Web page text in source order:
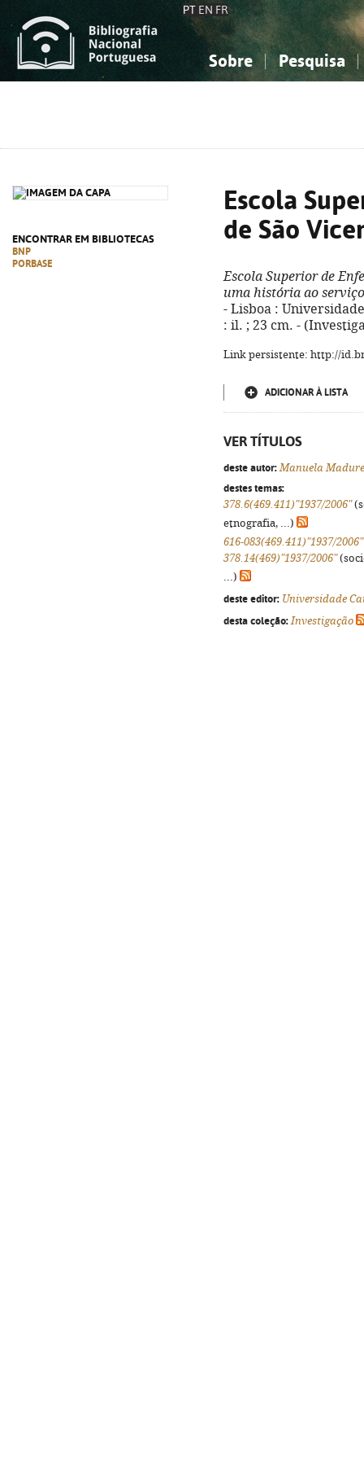
PT EN FR
Sobre Pesquisa
ENCONTRAR EM BIBLIOTECAS
BNP
PORBASE
Escola
de São
Escola Superior de
uma história ao
- Lisboa :
: il. ; 23 cm. -
Link persistente: http://
ADICIONAR À LISTA
VER TÍTULOS
deste autor: Manuela
destes temas:
378.6(469.411)"1937/2006"
etnografia, ...)
616-083(469.411)"1937/2006"
378.14(469)"1937/2006"
...)
deste editor: Universidade
desta coleção: Investigação